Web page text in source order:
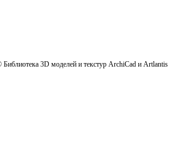
3D моделей и текстур ArchiCad и Artlantis